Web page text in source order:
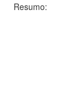
Resumo: